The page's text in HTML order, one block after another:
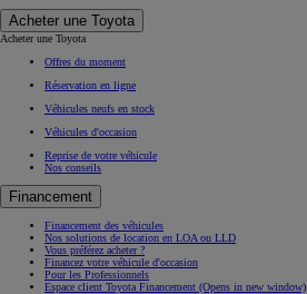
Acheter une Toyota
Acheter une Toyota
Offres du moment
Réservation en ligne
Véhicules neufs en stock
Véhicules d'occasion
Reprise de votre véhicule
Nos conseils
Financement
Financement des véhicules
Nos solutions de location en LOA ou LLD
Vous préférez acheter ?
Financez votre véhicule d'occasion
Pour les Professionnels
Espace client Toyota Financement (Opens in new window)